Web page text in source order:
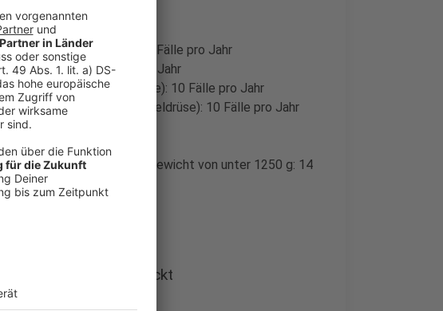
Lebendspende): 20 Fälle pro Jahr
25 Fälle pro Jahr
Ösophagus (Speiseröhre): 10 Fälle pro Jahr
Pankreas (Bauchspeicheldrüse): 10 Fälle pro Jahr
pro Jahr
Fälle pro Jahr
mit einem Geburtsgewicht von unter 1250 g: 14
Bereichen groß gedeckt